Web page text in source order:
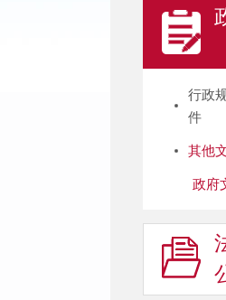
行政
件
其他
政府